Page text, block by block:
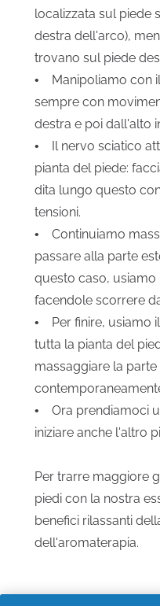
localizzata sul piede
destra dell'arco),
trovano sul piede
• Manipoliamo con
sempre con
destra e poi dall'alto
• Il nervo sciatico
pianta del piede:
dita lungo questo
tensioni.
• Continuiamo
passare alla parte
questo caso,
facendole scorrere
• Per finire, usiamo
tutta la pianta del
massaggiare la
• Ora prendiamoci
iniziare anche l'altro
Per trarre maggiore
piedi con la nostra
benefici rilassanti
dell'aromaterapia.